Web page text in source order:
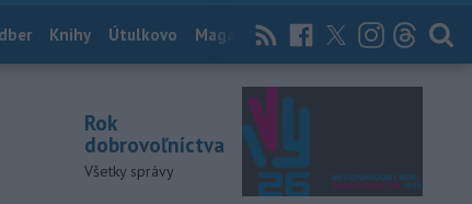
Knihy Útulkovo Magazín News Now Archív
Rok
dobrovoľníctva
Všetky správy